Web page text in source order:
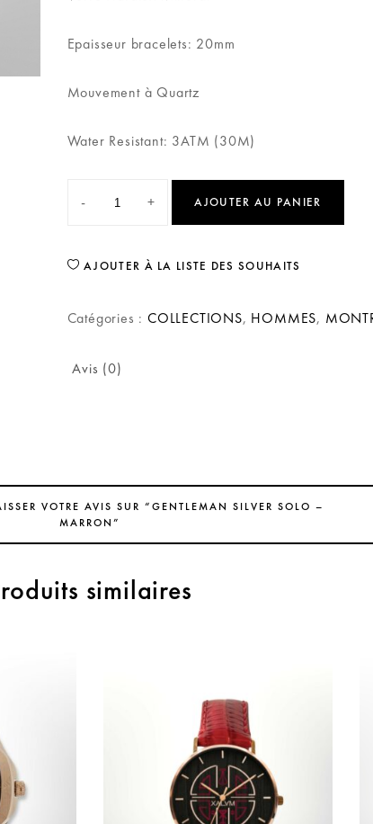
Epaisseur bracelets: 20mm
Mouvement à Quartz
Water Resistant: 3ATM (30M)
- + AJOUTER AU PANIER
AJOUTER À LA LISTE DES SOUHAITS
Catégories : COLLECTIONS, HOMMES,
Avis (0)
VOTRE AVIS SUR “GENTLEMAN SILVER SOLO –
MARRON”
similaires